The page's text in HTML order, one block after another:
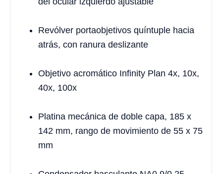
Revólver portaobjetivos quíntuple hacia
atrás, con ranura deslizante
Objetivo acromático Infinity Plan 4x, 10x,
40x, 100x
Platina mecánica de doble capa, 185 x
142 mm, rango de movimiento de 55 x 75
mm